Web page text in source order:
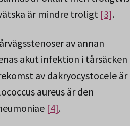
är mindre troligt [3].
av annan
akut infektion i tårsäcken
av dakryocystocele är
aureus är den
[4].